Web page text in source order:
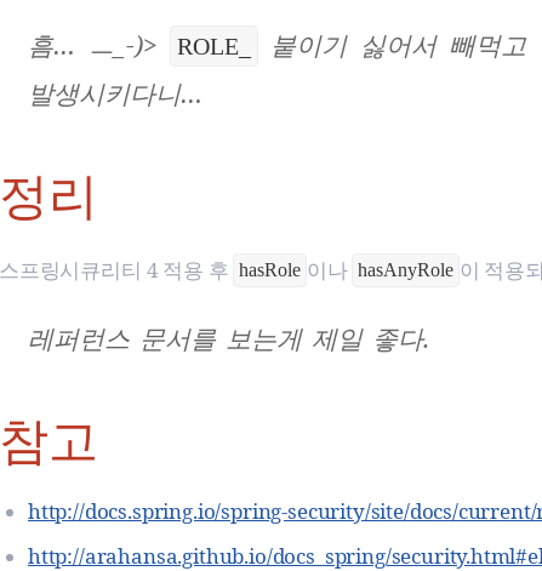
흠…​ ㅡ_-)> ROLE_
붙이기 싫어서 빼먹
발생시키다니…​
정리
스프링시큐리티 4 적용 후 hasRole 이나 hasAnyRole 이 적용
레퍼런스 문서를 보는게 제일 좋다.
참고
http://docs.spring.io/spring-security/site/docs/
http://arahansa.github.io/docs_spring/